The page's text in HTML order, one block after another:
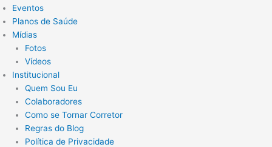
Eventos
Planos de Saúde
Mídias
Fotos
Vídeos
Institucional
Quem Sou Eu
Colaboradores
Como se Tornar Corretor
Regras do Blog
Política de Privacidade